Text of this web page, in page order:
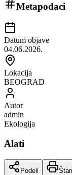
Metapodaci
Datum objave
04.06.2026.
Lokacija
BEOGRAD
Autor
admin
Ekologija
Alati
Podeli